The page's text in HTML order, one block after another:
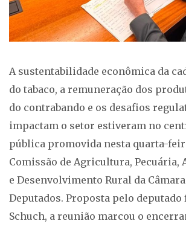
A sustentabilidade econômica da
do tabaco, a remuneração dos
do contrabando e os desafios
impactam o setor estiveram no
pública promovida nesta quarta-
Comissão de Agricultura, Pecuária,
e Desenvolvimento Rural da
Deputados. Proposta pelo
Schuch, a reunião marcou o